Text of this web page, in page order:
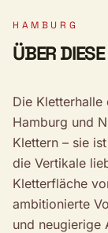
HAMBURG
ÜBER
Die Kletterhalle
Hamburg und
Klettern – sie
die Vertikale
Kletterfläche
ambitionierte
und neugierige